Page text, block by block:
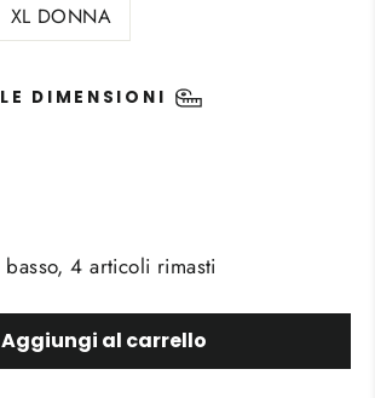
XL DONNA
DIMENSIONI
4 articoli rimasti
Aggiungi al carrello